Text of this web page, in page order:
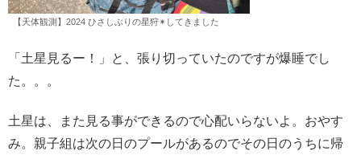
【天体観測】2024 ひさしぶりの星狩✴︎してきました
「土星見るー！」と、張り切っていたのですが爆睡でし
た。。。
土星は、また見る事ができるので心配いらないよ。おやす
み。親子組は次の日のプールがあるのでその日のうちに帰